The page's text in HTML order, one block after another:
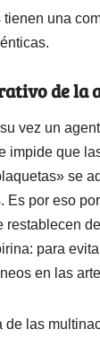
una
de la
vez un
impide que
se
Es por eso
restablecen
para
en las
de las